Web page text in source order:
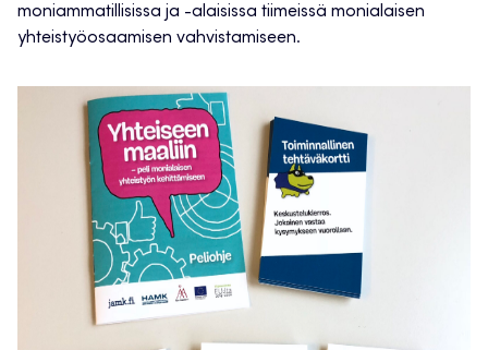
moniammatillisissa ja -alaisissa tiimeissä monialaisen
yhteistyöosaamisen vahvistamiseen.